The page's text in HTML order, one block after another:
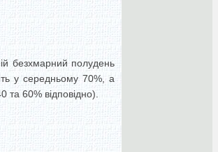
безхмарний полудень
у середньому 70%, а
та 60% відповідно).